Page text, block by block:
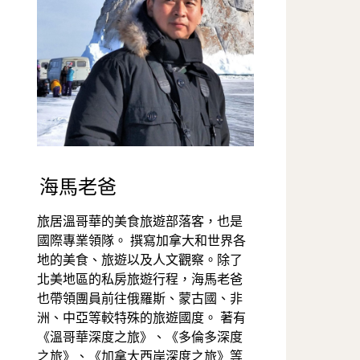
海馬老爸
旅居溫哥華的美食旅遊部落客，也是
國際專業領隊。 撰寫加拿大和世界各
地的美食、旅遊以及人文觀察。除了
北美地區的私房旅遊行程，海馬老爸
也帶領團員前往俄羅斯、蒙古國、非
洲、中亞等較特殊的旅遊國度。 著有
《溫哥華深度之旅》、《多倫多深度
之旅》、《加拿大西岸深度之旅》等